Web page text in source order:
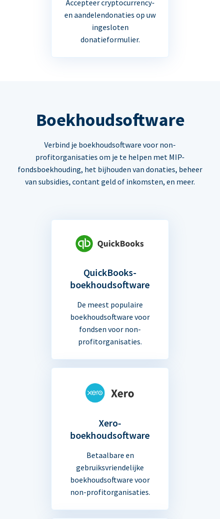
Accepteer cryptocurrency-
en aandelendonaties op uw
ingesloten
donatieformulier.
Boekhoudsoftware
Verbind je boekhoudsoftware voor non-
profitorganisaties om je te helpen met MIP-
fondsboekhouding, het bijhouden van donaties, beheer
van subsidies, contant geld of inkomsten, en meer.
QuickBooks-
boekhoudsoftware
De meest populaire
boekhoudsoftware voor
fondsen voor non-
profitorganisaties.
Xero-
boekhoudsoftware
Betaalbare en
gebruiksvriendelijke
boekhoudsoftware voor
non-profitorganisaties.